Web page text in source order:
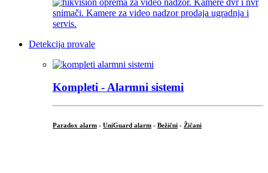
Detekcija provale
Kompleti - Alarmni sistemi
Paradox alarm - UniGuard alarm - Bežični - Žičani